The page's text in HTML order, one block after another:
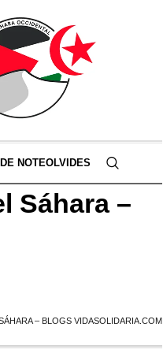
NOTEOLVIDES
Sáhara –
– BLOGS VIDASOLIDARIA.COM